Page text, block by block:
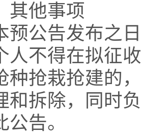
他事项
告发布之日
人不得在拟征
种抢栽抢建的
和拆除，同时
告。